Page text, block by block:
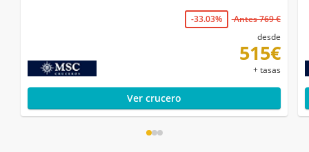
-33.03%
Antes 769 €
desde
515€
+ tasas
Ver crucero